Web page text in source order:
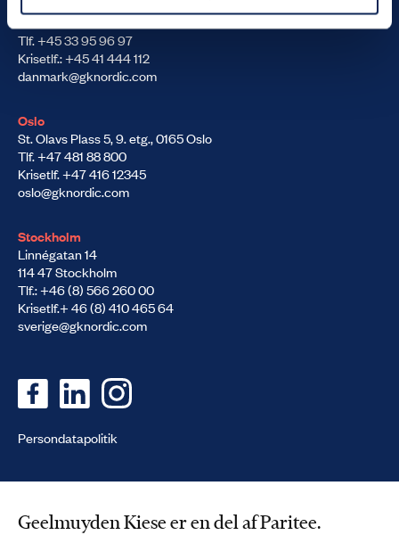
Tlf. +45 33 95 96 97
Krisetlf.: +45 41 444 112
danmark@gknordic.com
Oslo
St. Olavs Plass 5, 9. etg., 0165 Oslo
Tlf. +47 481 88 800
Krisetlf. +47 416 12345
oslo@gknordic.com
Stockholm
Linnégatan 14
114 47 Stockholm
Tlf.: +46 (8) 566 260 00
Krisetlf.+ 46 (8) 410 465 64
sverige@gknordic.com
Persondatapolitik
Geelmuyden Kiese er en del af Paritee.